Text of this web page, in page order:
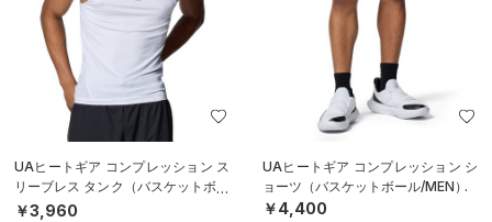
UAヒートギア コンプレッション ス
リーブレス タンク（バスケットボー
ル/MEN）
￥3,960
UAヒートギア コンプレッション シ
ョーツ（バスケットボール/MEN）
￥4,400